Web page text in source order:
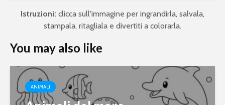
Istruzioni: clicca sull'immagine per ingrandirla, salvala,
stampala, ritagliala e divertiti a colorarla.
You may also like
ANIMALI